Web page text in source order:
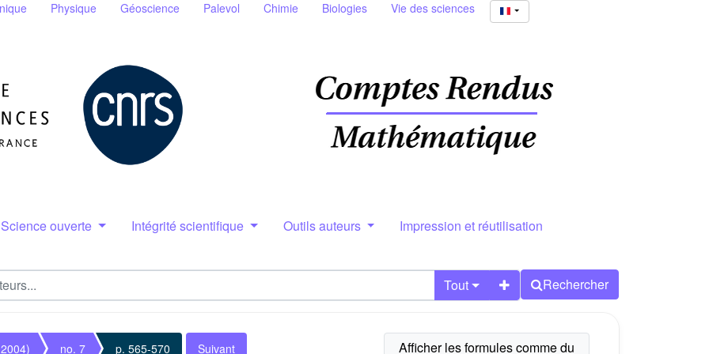
Physique Géoscience Palevol Chimie Biologies Vie des sciences
Science ouverte Intégrité scientifique Outils auteurs Impression et réutilisation
Tout Rechercher
no. 7 p. 565-570 Suivant